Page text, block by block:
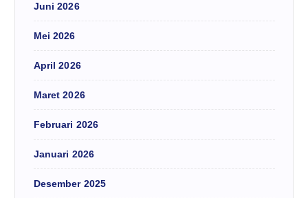
Juni 2026
Mei 2026
April 2026
Maret 2026
Februari 2026
Januari 2026
Desember 2025